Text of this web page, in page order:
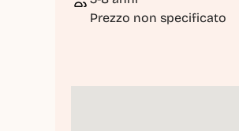
Prezzo non specificato